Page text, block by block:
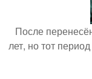
После
лет, но тот